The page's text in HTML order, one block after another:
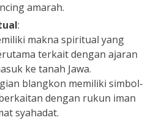
amarah.
:
makna spiritual yang
terkait dengan ajaran
ke tanah Jawa.
blangkon memiliki simbol-
dengan rukun iman
syahadat.